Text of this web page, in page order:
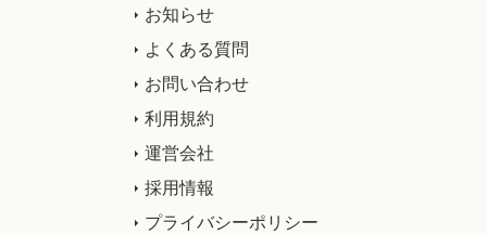
お知らせ
よくある質問
お問い合わせ
利用規約
運営会社
採用情報
プライバシーポリシー